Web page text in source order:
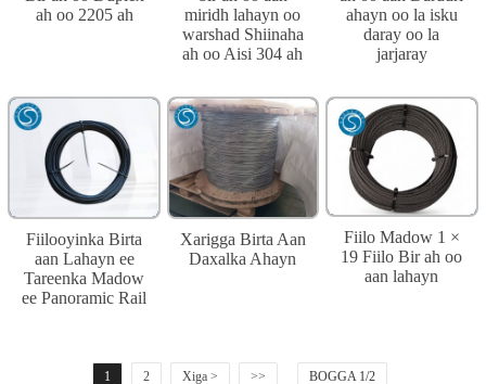
ah oo 2205 ah
miridh lahayn oo
warshad Shiinaha
ah oo Aisi 304 ah
ahayn oo la isku
daray oo la
jarjaray
Fiilooyinka Birta
aan Lahayn ee
Tareenka Madow
ee Panoramic Rail
Xarigga Birta Aan
Daxalka Ahayn
Fiilo Madow 1 ×
19 Fiilo Bir ah oo
aan lahayn
1 2 Xiga > >> BOGGA 1/2